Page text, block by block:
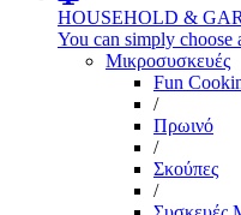
HOUSEHOLD &
You can simply
Μικροσυσκευές
Fun
/
Πρωινό
/
Σκούπες
/